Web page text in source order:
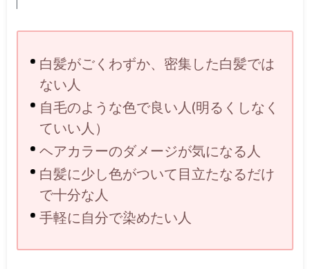
白髪がごくわずか、密集した白髪では
ない人
自毛のような色で良い人(明るくしなく
ていい人）
ヘアカラーのダメージが気になる人
白髪に少し色がついて目立たなるだけ
で十分な人
手軽に自分で染めたい人